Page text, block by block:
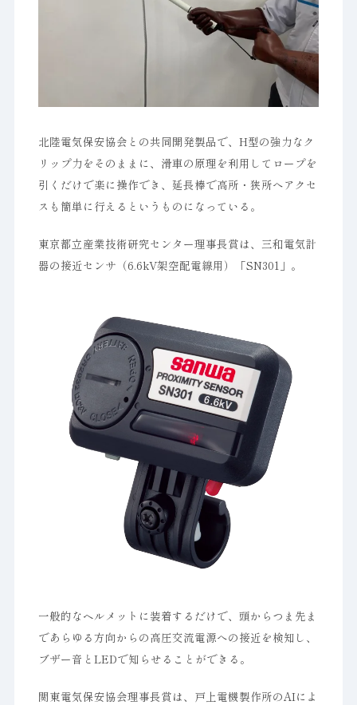
北陸電気保安協会との共同開発製品で、H型の強力なク
リップ力をそのままに、滑車の原理を利用してロープを
引くだけで楽に操作でき、延長棒で高所・狭所へアクセ
スも簡単に行えるというものになっている。
東京都立産業技術研究センター理事長賞は、三和電気計
器の接近センサ（6.6kV架空配電線用）「SN301」。
一般的なヘルメットに装着するだけで、頭からつま先ま
であらゆる方向からの高圧交流電源への接近を検知し、
ブザー音とLEDで知らせることができる。
関東電気保安協会理事長賞は、戸上電機製作所のAIによ